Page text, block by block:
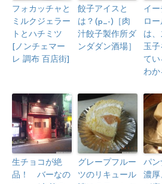
フォカッチャと
ミルクジェラー
トとハチミツ
[ノンチェマー
レ 調布 百店街]
餃子アイスと
は？(p_-)［肉
汁餃子製作所ダ
ンダダン酒場］
イ
ロー
は
玉子
てい
わか
生チョコが絶
品！ バーなの
グレープフルー
ツのリキュール
パン
濃厚